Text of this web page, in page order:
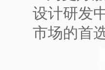
设计研发
市场的首